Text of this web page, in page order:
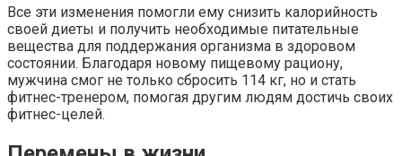
Все эти изменения помогли ему снизить калорийность
своей диеты и получить необходимые питательные
вещества для поддержания организма в здоровом
состоянии. Благодаря новому пищевому рациону,
мужчина смог не только сбросить 114 кг, но и стать
фитнес-тренером, помогая другим людям достичь своих
фитнес-целей.